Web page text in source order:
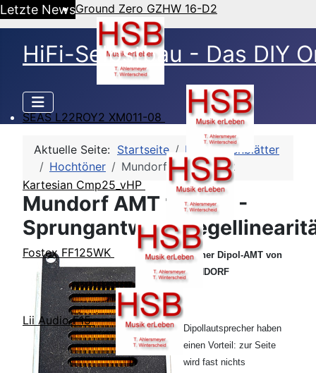
Letzte NewsGround Zero GZHW 16-D2
SEAS L22ROY2 XM011-08
Kartesian Cmp25_vHP
Fostex FF125WK
Lii Audio F15
HiFi-Selbstbau - Das DIY
Aktuelle Seite: Startseite
HSB-Datenblätter
Hochtöner
Mundorf AMT 17D2.2
Mundorf AMT 17D2.2 -
Sprungantwort/
Kleiner Dipol-AMT von
MUNDORF
Dipollautsprecher haben
einen Vorteil: zur Seite
wird fast nichts